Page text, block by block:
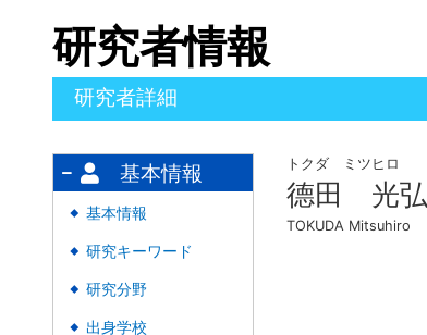
研究者情報
研究者詳細
基本情報
◆ 基本情報
◆ 研究キーワード
◆ 研究分野
◆ 出身学校
トクダ ミツヒロ
德田 光弘
TOKUDA Mitsuhiro